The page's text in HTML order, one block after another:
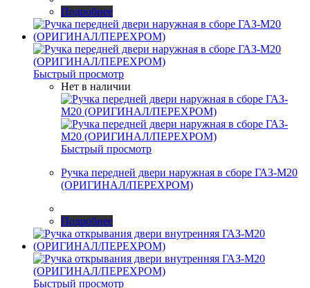
Подробнее
Быстрый просмотр
Нет в наличии
Быстрый просмотр
Ручка передней двери наружная в сборе ГАЗ-М20
(ОРИГИНАЛ/ПЕРЕХРОМ)
Подробнее
Быстрый просмотр